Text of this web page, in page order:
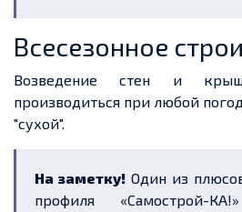
Всесезонное
Возведение стен и
производиться при любой
"сухой".
На заметку! Один из
профиля «Самострой-